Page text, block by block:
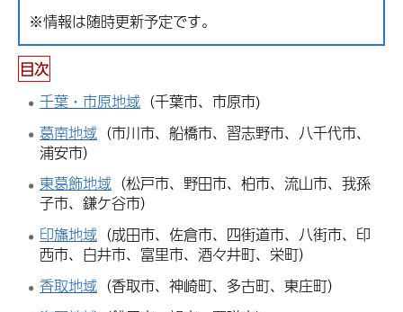
※情報は随時更新予定です。
目次
千葉・市原地域 （千葉市、市原市)
葛南地域 （市川市、船橋市、習志野市、八千代市、
浦安市）
東葛飾地域 （松戸市、野田市、柏市、流山市、我孫
子市、鎌ケ谷市）
印旛地域 （成田市、佐倉市、四街道市、八街市、印
西市、白井市、富里市、酒々井町、栄町）
香取地域 （香取市、神崎町、多古町、東庄町）